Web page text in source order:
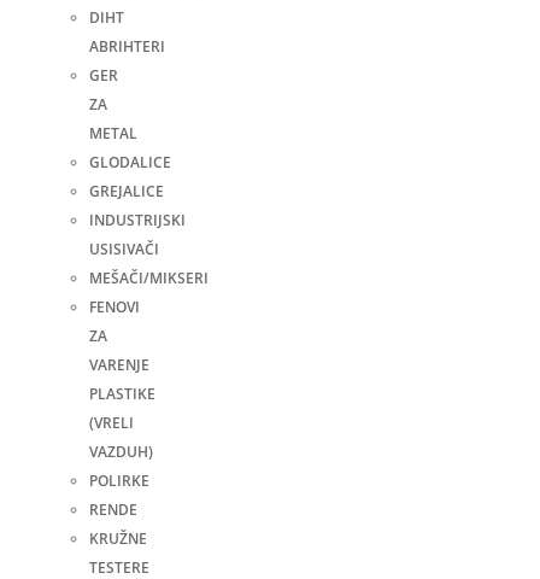
DIHT
ABRIHTERI
GER
ZA
METAL
GLODALICE
GREJALICE
INDUSTRIJSKI
USISIVAČI
MEŠAČI/MIKSERI
FENOVI
ZA
VARENJE
PLASTIKE
(VRELI
VAZDUH)
POLIRKE
RENDE
KRUŽNE
TESTERE